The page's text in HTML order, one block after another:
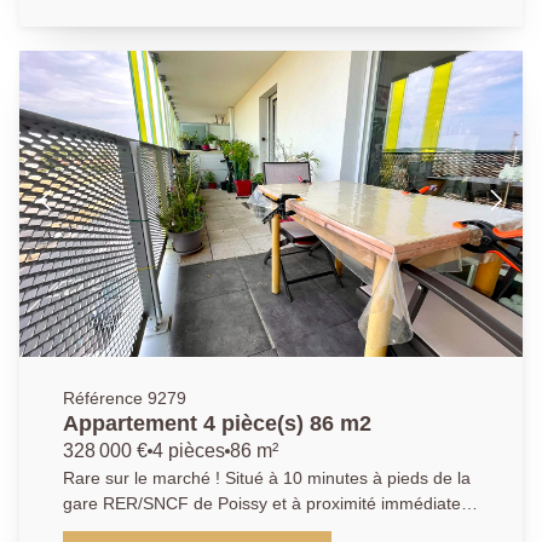
bien dispose d'une place de parking au sous-sol.
AGENCE PRINCIPALE: 01.30.06.69.69 (collaborateur
salarié D.H)
Référence 9279
Appartement 4 pièce(s) 86 m2
328 000 € 4 pièces 86 m²
Rare sur le marché ! Situé à 10 minutes à pieds de la
gare RER/SNCF de Poissy et à proximité immédiate
de toutes les commodités, au sein d'une résidence